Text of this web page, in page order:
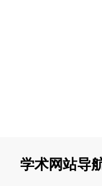
学术网站导